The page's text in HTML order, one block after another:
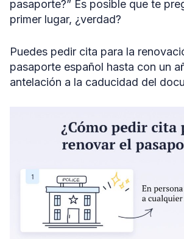
pasaporte?” Es posible que te
primer lugar, ¿verdad?
Puedes pedir cita para la
pasaporte español hasta con un
antelación a la caducidad del